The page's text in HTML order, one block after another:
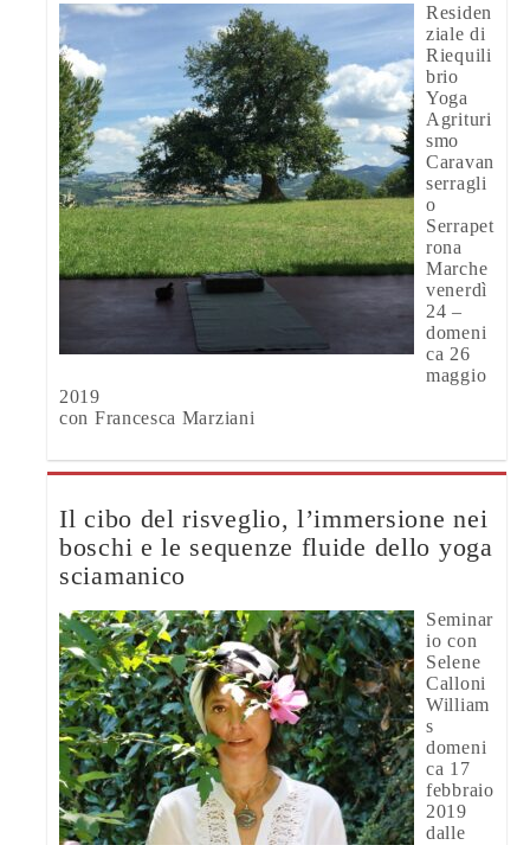
Residen
ziale di
Riequili
brio
Yoga
Agrituri
smo
Caravan
serragli
o
Serrapet
rona
Marche
venerdì
24 –
domeni
ca 26
maggio
2019
con Francesca Marziani
Il cibo del risveglio, l’immersione nei
boschi e le sequenze fluide dello yoga
sciamanico
Seminar
io con
Selene
Calloni
William
s
domeni
ca 17
febbraio
2019
dalle